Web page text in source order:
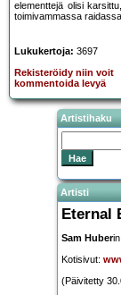
elementtejä olisi
toimivammassa raidassa
Lukukertoja: 3697
Rekisteröidy niin voit
kommentoida levyä
Artistihaku
Artisti
Eternal
Sam Huber
Kotisivut:
(Päivitetty